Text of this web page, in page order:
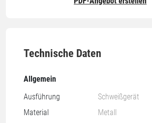
Technische Daten
Allgemein
Ausführung
Schweißgerät
Material
Metall